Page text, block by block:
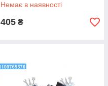
Немає в наявності
405 ₴